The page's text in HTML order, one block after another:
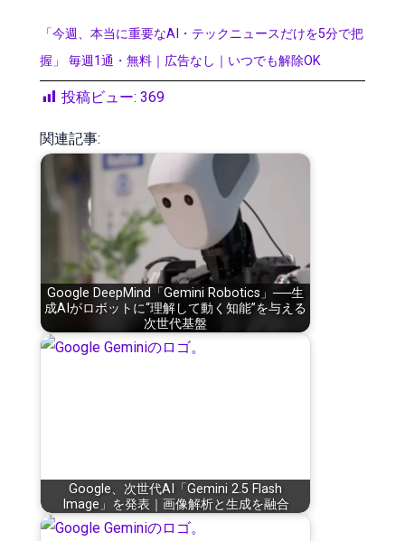
「今週、本当に重要なAI・テックニュースだけを5分で把
握」 毎週1通・無料｜広告なし｜いつでも解除OK
投稿ビュー: 369
関連記事:
Google DeepMind「Gemini Robotics」──生
成AIがロボットに“理解して動く知能”を与える
次世代基盤
Google、次世代AI「Gemini 2.5 Flash
Image」を発表｜画像解析と生成を融合